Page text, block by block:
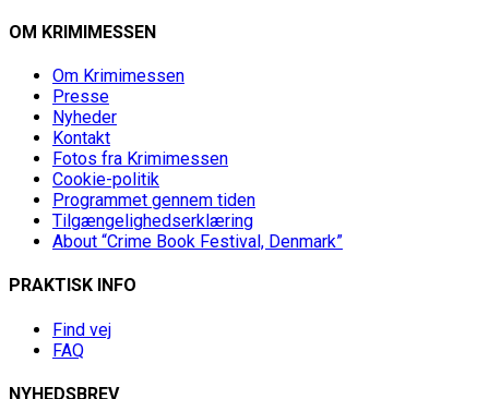
OM KRIMIMESSEN
Om Krimimessen
Presse
Nyheder
Kontakt
Fotos fra Krimimessen
Cookie-politik
Programmet gennem tiden
Tilgængelighedserklæring
About “Crime Book Festival, Denmark”
PRAKTISK INFO
Find vej
FAQ
NYHEDSBREV